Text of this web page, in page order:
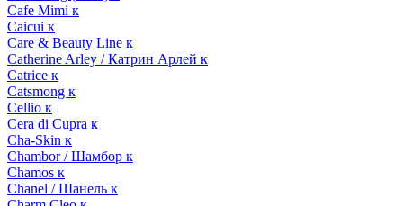
Cafe Mimi к
Caicui к
Care & Beauty Line к
Catherine Arley / Катрин Арлей к
Catrice к
Catsmong к
Cellio к
Cera di Cupra к
Cha-Skin к
Chambor / Шамбор к
Chamos к
Chanel / Шанель к